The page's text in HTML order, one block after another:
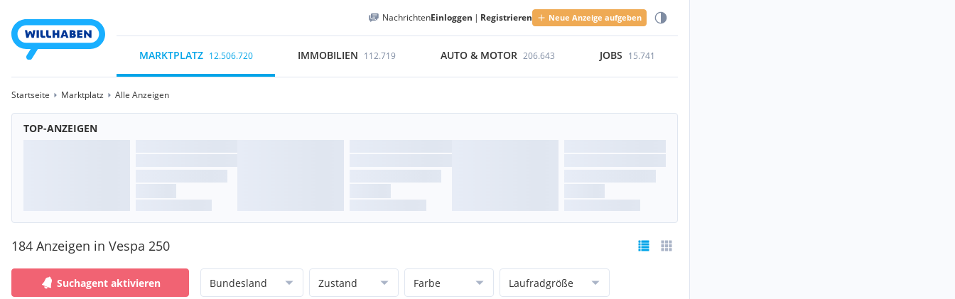
NachrichtenEinloggen | Registrieren Neue Anzeige aufgeben
MARKTPLATZ 12.506.720 IMMOBILIEN 112.719 AUTO & MOTOR 206.643 JOBS 15.741
Startseite Marktplatz Alle Anzeigen
TOP-ANZEIGEN
184 Anzeigen in Vespa 250
Suchagent aktivieren Bundesland Zustand Farbe Laufradgröße